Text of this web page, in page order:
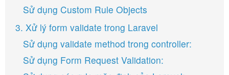
Sử dụng Custom Rule Objects
3. Xử lý form validate trong Laravel
Sử dụng validate method trong controller:
Sử dụng Form Request Validation: